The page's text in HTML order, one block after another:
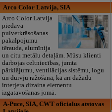
Arco Color Latvija, SIA
Arco Color Latvija
piedāvā
pulverkrāsošanas
pakalpojumu
tērauda, alumīnija
un citu metālu detaļām. Mūsu klienti
darbojas celtniecības, jumta
pārklājumu, ventilācijas sistēmu, logu
un durvju ražošanā, kā arī dažādu
interjera dizaina elementu
izgatavošanas jomā.
A-Puce, SIA, CWT oficialus atstovas